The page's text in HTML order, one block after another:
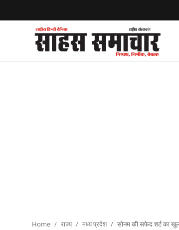
Register
Home राज्य मध्य प्रदेश सोनम की सफेद शर्ट का